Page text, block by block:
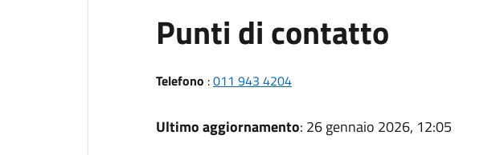
Punti di contatto
Telefono :011 943 4204
Ultimo aggiornamento: 26 gennaio 2026, 12:05